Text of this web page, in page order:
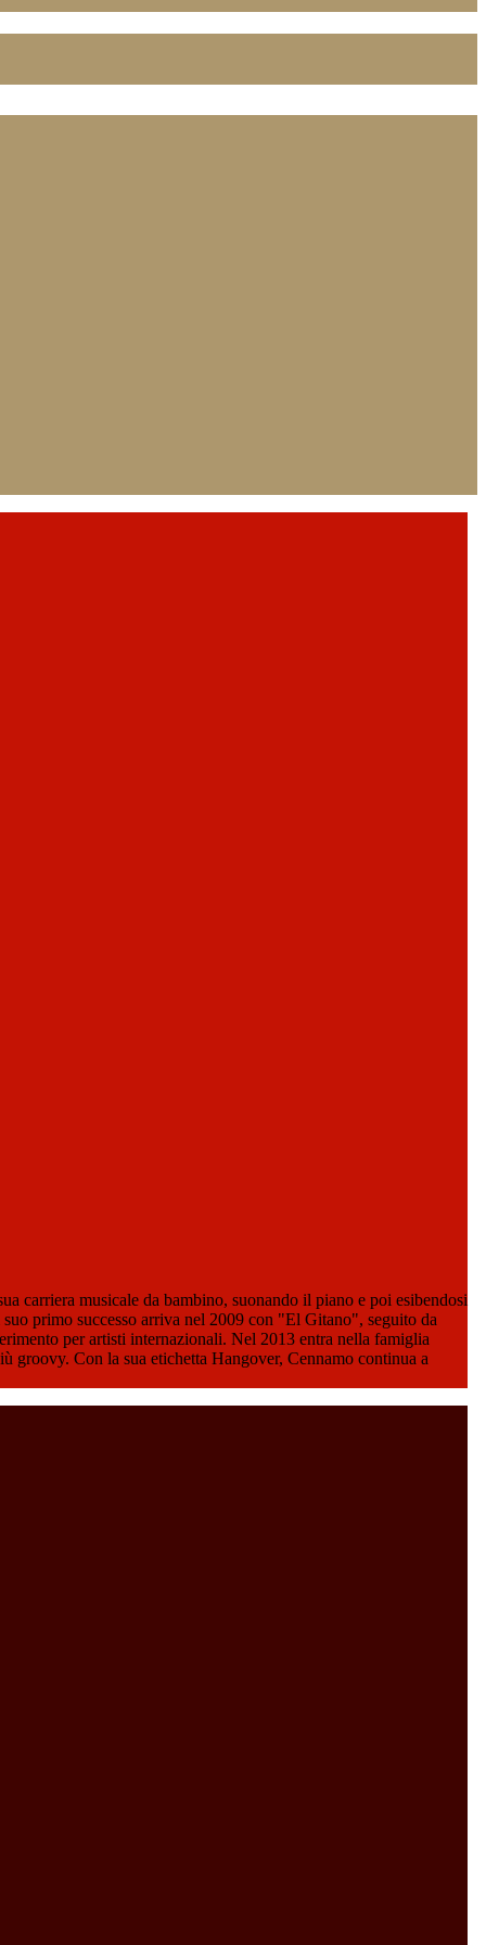
carriera musicale da bambino, suonando il piano e poi esibendosi
primo successo arriva nel 2009 con "El Gitano", seguito da
per artisti internazionali. Nel 2013 entra nella famiglia
groovy. Con la sua etichetta Hangover, Cennamo continua a